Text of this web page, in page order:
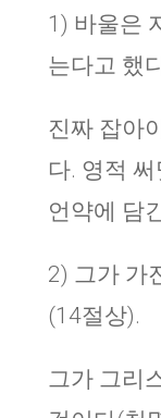
1) 바울은
는다고 했
진짜 잡아
다. 영적
언약에 담
2) 그가 가
(14절상).
그가 그리